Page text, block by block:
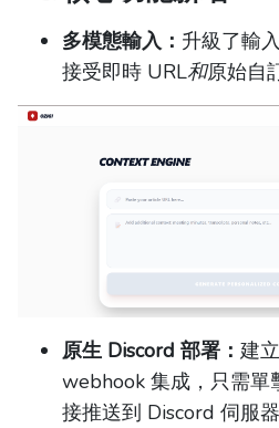
多模態輸入： 升級了輸
接受即時 URL和原始自
原生 Discord 部署： 建
webhook 集成，只需單
接推送到 Discord 伺服器